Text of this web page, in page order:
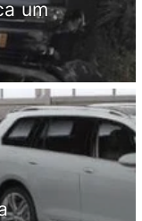
um